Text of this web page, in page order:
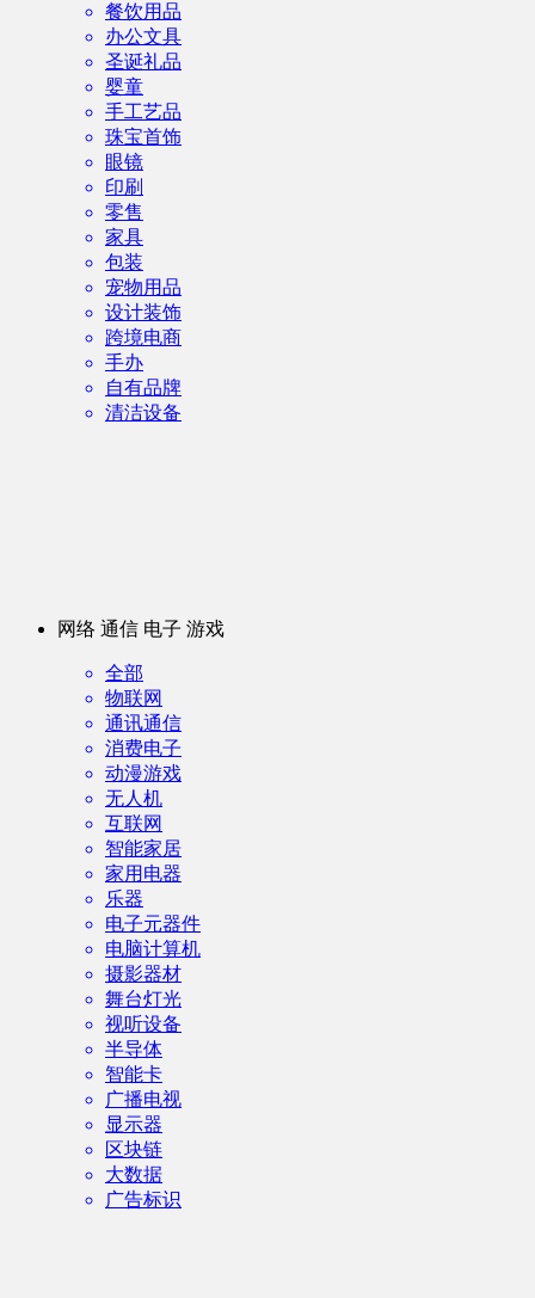
餐饮用品
办公文具
圣诞礼品
婴童
手工艺品
珠宝首饰
眼镜
印刷
零售
家具
包装
宠物用品
设计装饰
跨境电商
手办
自有品牌
清洁设备
网络 通信 电子 游戏
全部
物联网
通讯通信
消费电子
动漫游戏
无人机
互联网
智能家居
家用电器
乐器
电子元器件
电脑计算机
摄影器材
舞台灯光
视听设备
半导体
智能卡
广播电视
显示器
区块链
大数据
广告标识